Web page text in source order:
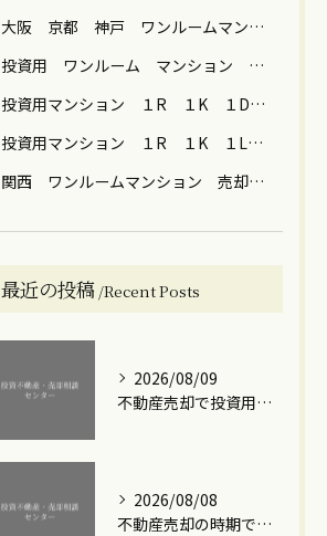
大阪 京都 神戸 ワンルームマンション 売却
投資用 ワンルーム マンション 男性 女性 運用目的 売却 大阪 京都 神戸 東京 横浜 川崎 名古屋 福岡
投資用マンション １R １K １DK ファミリー 売却 大阪 京都 神戸 東京 神奈川 名古屋 福岡
投資用マンション １R １K １LDK 節税 年金 保険 女性向け 売却 贈与 大阪 京都 神戸 東京都内 川崎 横浜
関西 ワンルームマンション 売却 築年数 ローン
最近の投稿 Recent Posts
2026/08/09
不動産売却で投資用ワンルームを売った後の確定申告ポイントとミス防止ガイド
2026/08/08
不動産売却の時期で損しないための賢い選び方と成功のコツ